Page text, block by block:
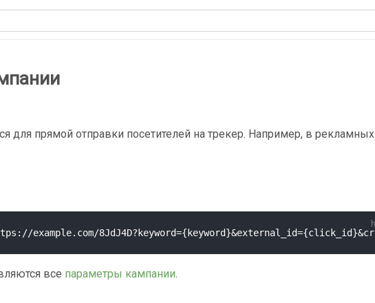
для прямой отправки посетителей на трекер. Например, в рекламных
все параметры кампании.